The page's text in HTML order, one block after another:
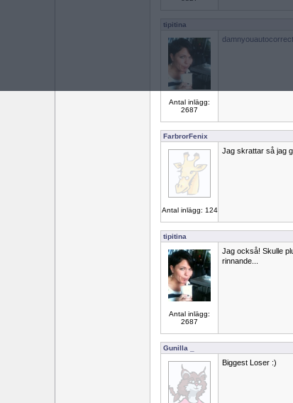
tipitina
Antal inlägg:
2687
FarbrorFenix
Antal inlägg: 124
Jag skrattar så jag
tipitina
Antal inlägg:
2687
Jag också! Skulle
rinnande...
Gunilla _
Biggest Loser :)